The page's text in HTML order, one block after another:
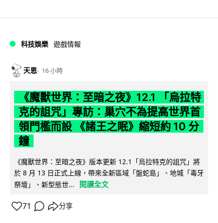
科技娛樂 遊戲情報
天恩 16 小時
《魔獸世界：至暗之夜》12.1 「烏拉特
克的詛咒」專訪：巢穴不為提高世界首
領門檻而設 《諸王之眠》縮短約 10 分
鐘
《魔獸世界：至暗之夜》版本更新 12.1「烏拉特克的詛咒」將
於 8 月 13 日正式上線，帶來全新區域「盤蛇島」、地城「毒牙
祭壇」、新型態世...
閱讀全文
71 分享